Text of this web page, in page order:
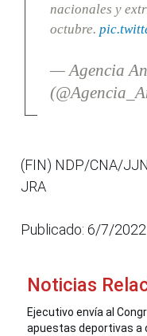
nacionales y
octubre.
— Agencia
(FIN) NDP/CNA/JJN
JRA
Publicado: 6/7/2022
Noticias
Ejecutivo envía al
apuestas deportivas a